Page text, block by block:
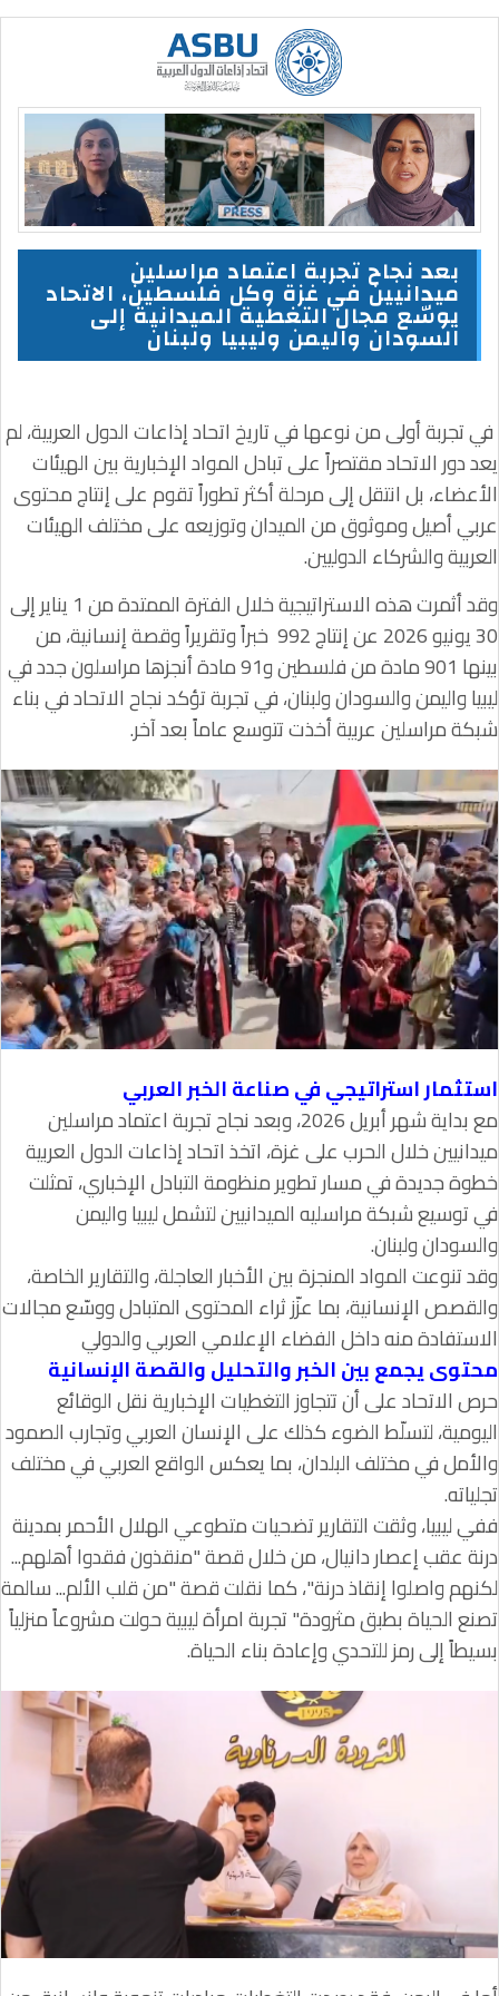
بعد نجاح تجربة اعتماد مراسلين
ميدانيين في غزة وكل فلسطين، الاتحاد
يوسّع مجال التغطية الميدانية إلى
السودان واليمن وليبيا ولبنان
في تجربة أولى من نوعها في تاريخ اتحاد إذاعات الدول العربية، لم
يعد دور الاتحاد مقتصراً على تبادل المواد الإخبارية بين الهيئات
الأعضاء، بل انتقل إلى مرحلة أكثر تطوراً تقوم على إنتاج محتوى
عربي أصيل وموثوق من الميدان وتوزيعه على مختلف الهيئات
العربية والشركاء الدوليين.
وقد أثمرت هذه الاستراتيجية خلال الفترة الممتدة من 1 يناير إلى
30 يونيو 2026 عن إنتاج 992 خبراً وتقريراً وقصة إنسانية، من
بينها 901 مادة من فلسطين و91 مادة أنجزها مراسلون جدد في
ليبيا واليمن والسودان ولبنان، في تجربة تؤكد نجاح الاتحاد في بناء
شبكة مراسلين عربية أخذت تتوسع عاماً بعد آخر.
استثمار استراتيجي في صناعة الخبر العربي
مع بداية شهر أبريل 2026، وبعد نجاح تجربة اعتماد مراسلين
ميدانيين خلال الحرب على غزة، اتخذ اتحاد إذاعات الدول العربية
خطوة جديدة في مسار تطوير منظومة التبادل الإخباري، تمثلت
في توسيع شبكة مراسليه الميدانيين لتشمل ليبيا واليمن
والسودان ولبنان.
وقد تنوعت المواد المنجزة بين الأخبار العاجلة، والتقارير الخاصة،
والقصص الإنسانية، بما عزّز ثراء المحتوى المتبادل ووسّع مجالات
الاستفادة منه داخل الفضاء الإعلامي العربي والدولي
محتوى يجمع بين الخبر والتحليل والقصة الإنسانية
حرص الاتحاد على أن تتجاوز التغطيات الإخبارية نقل الوقائع
اليومية، لتسلّط الضوء كذلك على الإنسان العربي وتجارب الصمود
والأمل في مختلف البلدان، بما يعكس الواقع العربي في مختلف
تجلياته.
ففي ليبيا، وثقت التقارير تضحيات متطوعي الهلال الأحمر بمدينة
درنة عقب إعصار دانيال، من خلال قصة "منقذون فقدوا أهلهم...
لكنهم واصلوا إنقاذ درنة"، كما نقلت قصة "من قلب الألم... سالمة
تصنع الحياة بطبق مثرودة" تجربة امرأة ليبية حولت مشروعاً منزلياً
بسيطاً إلى رمز للتحدي وإعادة بناء الحياة.